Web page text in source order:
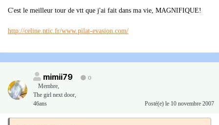
C'est le meilleur tour de vtt que j'ai fait dans ma vie, MAGNIFIQUE!
http://celine.ntic.fr/www.pilat-evasion.com/
mimii79
0
Membre,
The girl next door,
46ans
Posté(e) le 10 novembre 2007